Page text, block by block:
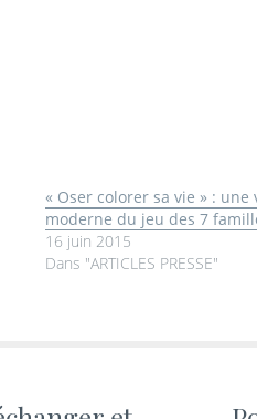
« Oser colorer sa vie » : une
moderne du jeu des 7
16 juin 2015
Dans "ARTICLES PRESSE"